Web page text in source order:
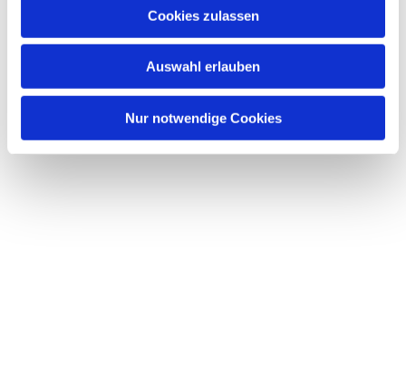
Cookies zulassen
Auswahl erlauben
Nur notwendige Cookies